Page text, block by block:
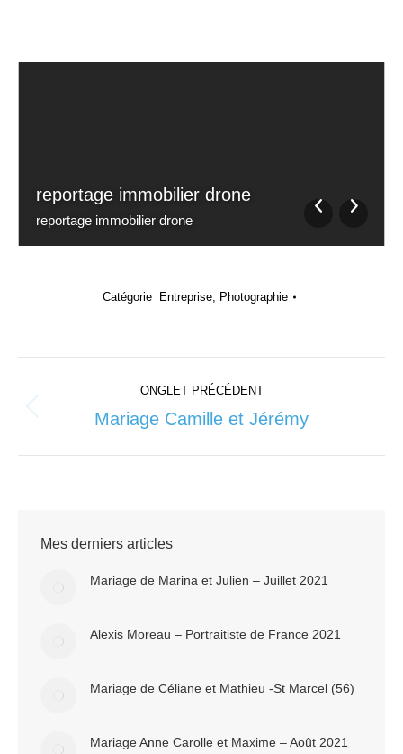
reportage immobilier drone
reportage immobilier drone
Catégorie Entreprise, Photographie
commentaire
ONGLET PRÉCÉDENT
Onglet
Mariage Camille et Jérémy
Mes derniers articles
Mariage de Marina et Julien – Juillet 2021
Alexis Moreau – Portraitiste de France 2021
Mariage de Céliane et Mathieu -St Marcel (56)
Mariage Anne Carolle et Maxime – Août 2021